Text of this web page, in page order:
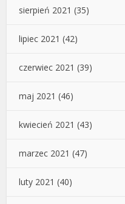
sierpień 2021 (35)
lipiec 2021 (42)
czerwiec 2021 (39)
maj 2021 (46)
kwiecień 2021 (43)
marzec 2021 (47)
luty 2021 (40)